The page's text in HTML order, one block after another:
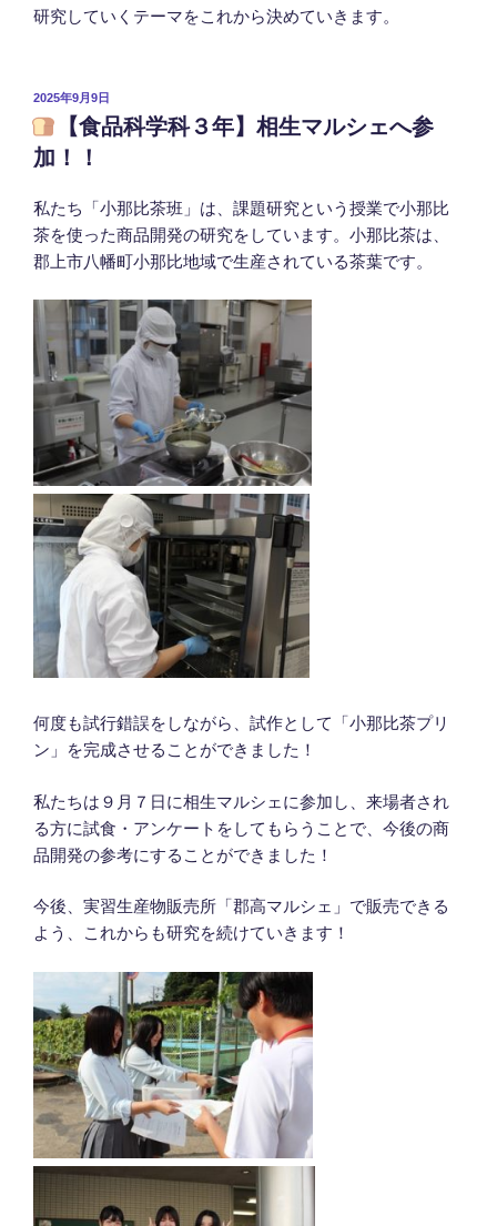
研究していくテーマをこれから決めていきます。
投
稿
日:
2025年9月9日
【食品科学科３年】相生マルシェへ参
加！！
私たち「小那比茶班」は、課題研究という授業で小那比
茶を使った商品開発の研究をしています。小那比茶は、
郡上市八幡町小那比地域で生産されている茶葉です。
何度も試行錯誤をしながら、試作として「小那比茶プリ
ン」を完成させることができました！
私たちは９月７日に相生マルシェに参加し、来場者され
る方に試食・アンケートをしてもらうことで、今後の商
品開発の参考にすることができました！
今後、実習生産物販売所「郡高マルシェ」で販売できる
よう、これからも研究を続けていきます！